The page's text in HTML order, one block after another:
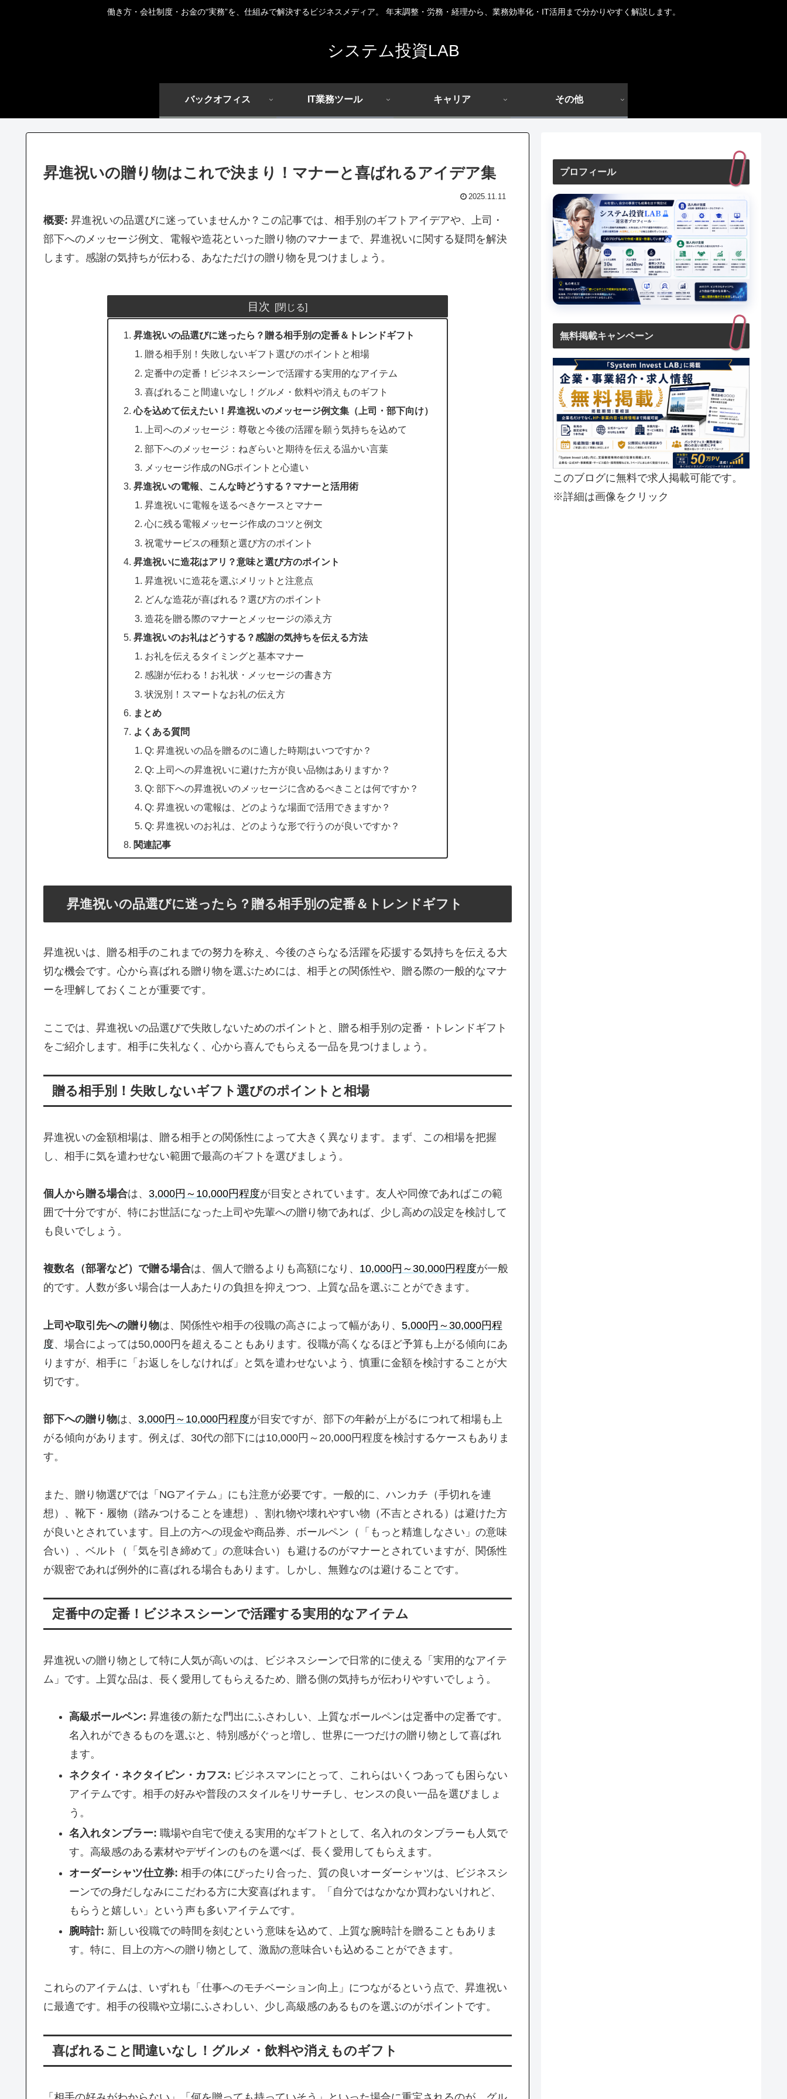
働き方・会社制度・お金の“実務”を、仕組みで解決するビジネスメディア。 年末調整・労務・経理から、業務効率化・IT活用まで分かりやすく解説します。
システム投資LAB
バックオフィス IT業務ツール キャリア その他
昇進祝いの贈り物はこれで決まり！マナーと喜ばれるアイデア集
2025.11.11
概要: 昇進祝いの品選びに迷っていませんか？この記事では、相手別のギフトアイデアや、上司・
部下へのメッセージ例文、電報や造花といった贈り物のマナーまで、昇進祝いに関する疑問を解決
します。感謝の気持ちが伝わる、あなただけの贈り物を見つけましょう。
目次
昇進祝いの品選びに迷ったら？贈る相手別の定番＆トレンドギフト
贈る相手別！失敗しないギフト選びのポイントと相場
定番中の定番！ビジネスシーンで活躍する実用的なアイテム
喜ばれること間違いなし！グルメ・飲料や消えものギフト
心を込めて伝えたい！昇進祝いのメッセージ例文集（上司・部下向け）
上司へのメッセージ：尊敬と今後の活躍を願う気持ちを込めて
部下へのメッセージ：ねぎらいと期待を伝える温かい言葉
メッセージ作成のNGポイントと心遣い
昇進祝いの電報、こんな時どうする？マナーと活用術
昇進祝いに電報を送るべきケースとマナー
心に残る電報メッセージ作成のコツと例文
祝電サービスの種類と選び方のポイント
昇進祝いに造花はアリ？意味と選び方のポイント
昇進祝いに造花を選ぶメリットと注意点
どんな造花が喜ばれる？選び方のポイント
造花を贈る際のマナーとメッセージの添え方
昇進祝いのお礼はどうする？感謝の気持ちを伝える方法
お礼を伝えるタイミングと基本マナー
感謝が伝わる！お礼状・メッセージの書き方
状況別！スマートなお礼の伝え方
まとめ
よくある質問
Q: 昇進祝いの品を贈るのに適した時期はいつですか？
Q: 上司への昇進祝いに避けた方が良い品物はありますか？
Q: 部下への昇進祝いのメッセージに含めるべきことは何ですか？
Q: 昇進祝いの電報は、どのような場面で活用できますか？
Q: 昇進祝いのお礼は、どのような形で行うのが良いですか？
関連記事
昇進祝いの品選びに迷ったら？贈る相手別の定番＆トレンドギフト
昇進祝いは、贈る相手のこれまでの努力を称え、今後のさらなる活躍を応援する気持ちを伝える大
切な機会です。心から喜ばれる贈り物を選ぶためには、相手との関係性や、贈る際の一般的なマナ
ーを理解しておくことが重要です。
ここでは、昇進祝いの品選びで失敗しないためのポイントと、贈る相手別の定番・トレンドギフト
をご紹介します。相手に失礼なく、心から喜んでもらえる一品を見つけましょう。
贈る相手別！失敗しないギフト選びのポイントと相場
昇進祝いの金額相場は、贈る相手との関係性によって大きく異なります。まず、この相場を把握
し、相手に気を遣わせない範囲で最高のギフトを選びましょう。
個人から贈る場合は、 3,000円～10,000円程度が目安とされています。友人や同僚であればこの範
囲で十分ですが、特にお世話になった上司や先輩への贈り物であれば、少し高めの設定を検討して
も良いでしょう。
複数名（部署など）で贈る場合は、個人で贈るよりも高額になり、 10,000円～30,000円程度が一般
的です。人数が多い場合は一人あたりの負担を抑えつつ、上質な品を選ぶことができます。
上司や取引先への贈り物は、関係性や相手の役職の高さによって幅があり、 5,000円～30,000円程
度、場合によっては50,000円を超えることもあります。役職が高くなるほど予算も上がる傾向にあ
りますが、相手に「お返しをしなければ」と気を遣わせないよう、慎重に金額を検討することが大
切です。
部下への贈り物は、 3,000円～10,000円程度が目安ですが、部下の年齢が上がるにつれて相場も上
がる傾向があります。例えば、30代の部下には10,000円～20,000円程度を検討するケースもありま
す。
また、贈り物選びでは「NGアイテム」にも注意が必要です。一般的に、ハンカチ（手切れを連
想）、靴下・履物（踏みつけることを連想）、割れ物や壊れやすい物（不吉とされる）は避けた方
が良いとされています。目上の方への現金や商品券、ボールペン（「もっと精進しなさい」の意味
合い）、ベルト（「気を引き締めて」の意味合い）も避けるのがマナーとされていますが、関係性
が親密であれば例外的に喜ばれる場合もあります。しかし、無難なのは避けることです。
定番中の定番！ビジネスシーンで活躍する実用的なアイテム
昇進祝いの贈り物として特に人気が高いのは、ビジネスシーンで日常的に使える「実用的なアイテ
ム」です。上質な品は、長く愛用してもらえるため、贈る側の気持ちが伝わりやすいでしょう。
高級ボールペン: 昇進後の新たな門出にふさわしい、上質なボールペンは定番中の定番です。
名入れができるものを選ぶと、特別感がぐっと増し、世界に一つだけの贈り物として喜ばれ
ます。
ネクタイ・ネクタイピン・カフス: ビジネスマンにとって、これらはいくつあっても困らない
アイテムです。相手の好みや普段のスタイルをリサーチし、センスの良い一品を選びましょ
う。
名入れタンブラー: 職場や自宅で使える実用的なギフトとして、名入れのタンブラーも人気で
す。高級感のある素材やデザインのものを選べば、長く愛用してもらえます。
オーダーシャツ仕立券: 相手の体にぴったり合った、質の良いオーダーシャツは、ビジネスシ
ーンでの身だしなみにこだわる方に大変喜ばれます。「自分ではなかなか買わないけれど、
もらうと嬉しい」という声も多いアイテムです。
腕時計: 新しい役職での時間を刻むという意味を込めて、上質な腕時計を贈ることもありま
す。特に、目上の方への贈り物として、激励の意味合いも込めることができます。
これらのアイテムは、いずれも「仕事へのモチベーション向上」につながるという点で、昇進祝い
に最適です。相手の役職や立場にふさわしい、少し高級感のあるものを選ぶのがポイントです。
喜ばれること間違いなし！グルメ・飲料や消えものギフト
プロフィール
無料掲載キャンペーン
このブログに無料で求人掲載可能です。
※詳細は画像をクリック